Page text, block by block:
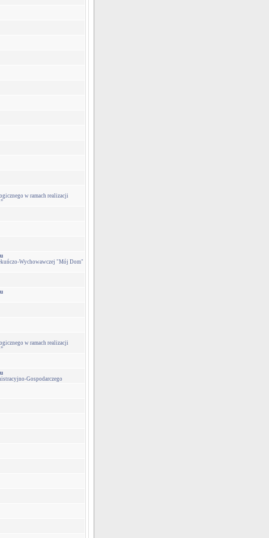
w ramach realizacji
Wychowawczej "Mój Dom"
w ramach realizacji
Gospodarczego